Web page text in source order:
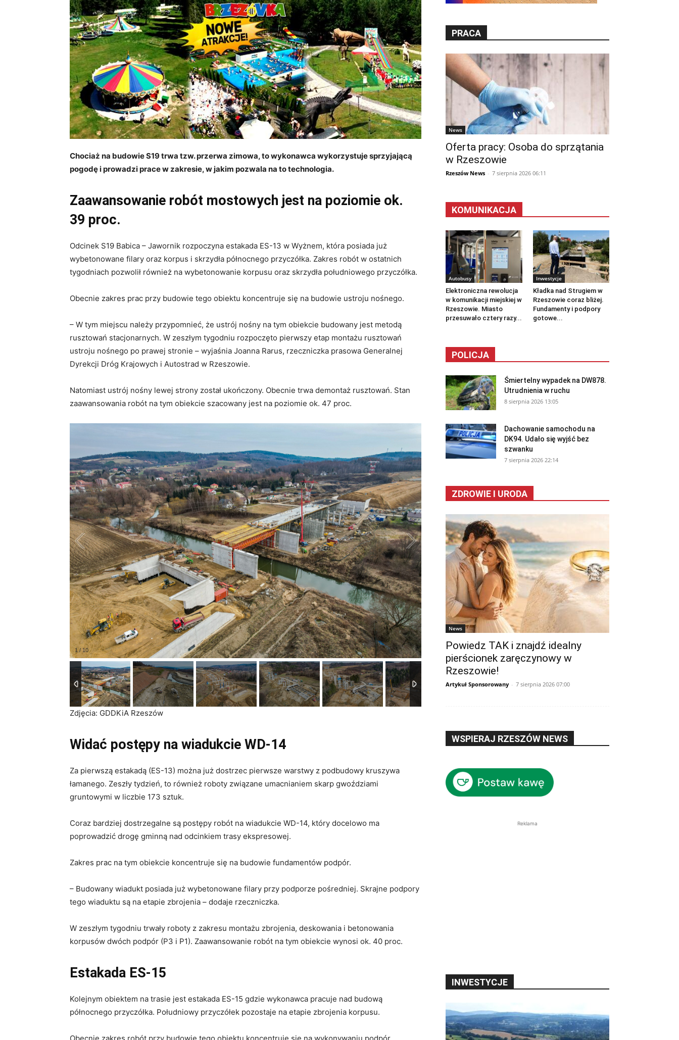
Chociaż na budowie S19 trwa tzw. przerwa zimowa, to wykonawca wykorzystuje sprzyjającą
pogodę i prowadzi prace w zakresie, w jakim pozwala na to technologia.
Zaawansowanie robót mostowych jest na poziomie ok.
39 proc.
Odcinek S19 Babica – Jawornik rozpoczyna estakada ES-13 w Wyżnem, która posiada już
wybetonowane filary oraz korpus i skrzydła północnego przyczółka. Zakres robót w ostatnich
tygodniach pozwolił również na wybetonowanie korpusu oraz skrzydła południowego przyczółka.
Obecnie zakres prac przy budowie tego obiektu koncentruje się na budowie ustroju nośnego.
– W tym miejscu należy przypomnieć, że ustrój nośny na tym obiekcie budowany jest metodą
rusztowań stacjonarnych. W zeszłym tygodniu rozpoczęto pierwszy etap montażu rusztowań
ustroju nośnego po prawej stronie – wyjaśnia Joanna Rarus, rzeczniczka prasowa Generalnej
Dyrekcji Dróg Krajowych i Autostrad w Rzeszowie.
Natomiast ustrój nośny lewej strony został ukończony. Obecnie trwa demontaż rusztowań. Stan
zaawansowania robót na tym obiekcie szacowany jest na poziomie ok. 47 proc.
Zdjęcia: GDDKiA Rzeszów
Widać postępy na wiadukcie WD-14
Za pierwszą estakadą (ES-13) można już dostrzec pierwsze warstwy z podbudowy kruszywa
łamanego. Zeszły tydzień, to również roboty związane umacnianiem skarp gwoździami
gruntowymi w liczbie 173 sztuk.
Coraz bardziej dostrzegalne są postępy robót na wiadukcie WD-14, który docelowo ma
poprowadzić drogę gminną nad odcinkiem trasy ekspresowej.
Zakres prac na tym obiekcie koncentruje się na budowie fundamentów podpór.
– Budowany wiadukt posiada już wybetonowane filary przy podporze pośredniej. Skrajne podpory
tego wiaduktu są na etapie zbrojenia – dodaje rzeczniczka.
W zeszłym tygodniu trwały roboty z zakresu montażu zbrojenia, deskowania i betonowania
korpusów dwóch podpór (P3 i P1). Zaawansowanie robót na tym obiekcie wynosi ok. 40 proc.
Estakada ES-15
Kolejnym obiektem na trasie jest estakada ES-15 gdzie wykonawca pracuje nad budową
północnego przyczółka. Południowy przyczółek pozostaje na etapie zbrojenia korpusu.
PRACA
News
Oferta pracy: Osoba do sprzątania
w Rzeszowie
Rzeszów News - 7 sierpnia 2026 06:11
KOMUNIKACJA
Autobusy
Elektroniczna rewolucja
w komunikacji miejskiej w
Rzeszowie. Miasto
przesuwało cztery razy...
Inwestycje
Kładka nad Strugiem w
Rzeszowie coraz bliżej.
Fundamenty i podpory
gotowe...
POLICJA
Śmiertelny wypadek na DW878.
Utrudnienia w ruchu
8 sierpnia 2026 13:05
Dachowanie samochodu na
DK94. Udało się wyjść bez
szwanku
7 sierpnia 2026 22:14
ZDROWIE I URODA
News
Powiedz TAK i znajdź idealny
pierścionek zaręczynowy w
Rzeszowie!
Artykuł Sponsorowany - 7 sierpnia 2026 07:00
WSPIERAJ RZESZÓW NEWS
Reklama
INWESTYCJE